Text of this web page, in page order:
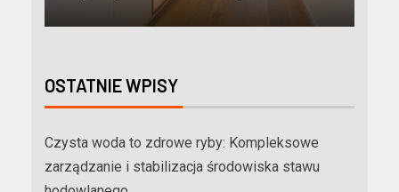
OSTATNIE WPISY
Czysta woda to zdrowe ryby: Kompleksowe
zarządzanie i stabilizacja środowiska stawu